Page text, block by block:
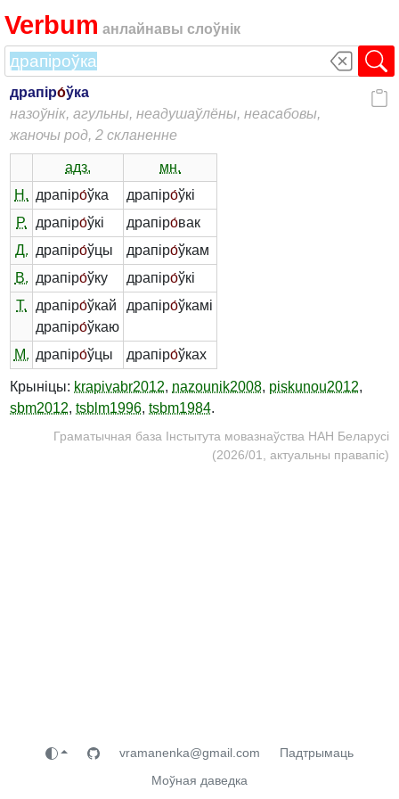
Verbum анлайнавы слоўнік
драпіро́ўка
назоўнік, агульны, неадушаўлёны, неасабовы,
жаночы род, 2 скланенне
адз.
мн.
Н. драпіро́ўка драпіро́ўкі
Р.
драпіро́ўкі драпіро́вак
Д. драпіро́ўцы драпіро́ўкам
В. драпіро́ўку драпіро́ўкі
Т.
драпіро́ўкай
драпіро́ўкаю
драпіро́ўкамі
М. драпіро́ўцы драпіро́ўках
Крыніцы: krapivabr2012, nazounik2008, piskunou2012,
sbm2012, tsblm1996, tsbm1984.
Граматычная база Інстытута мовазнаўства НАН Беларусі
(2026/01, актуальны правапіс)
vramanenka@gmail.com
Падтрымаць
Моўная даведка